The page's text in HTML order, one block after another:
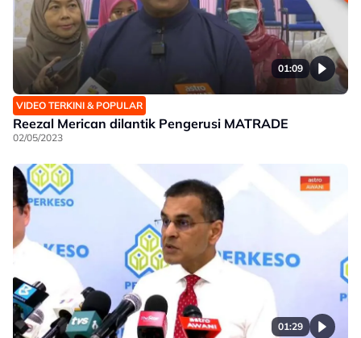
01:09
VIDEO TERKINI & POPULAR
Reezal Merican dilantik Pengerusi MATRADE
02/05/2023
01:29